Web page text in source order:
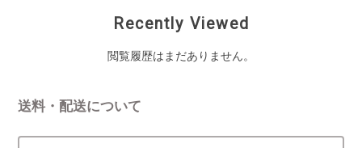
Recently Viewed
閲覧履歴はまだありません。
送料・配送について